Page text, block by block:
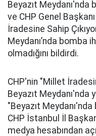
Beyazıt
ve CHP Genel
İradesine Sahip
Meydanı’nda bomba
olmadığını bildirdi.
CHP'nin "Millet
Beyazıt Meydanı'nda
"Beyazıt Meydanı'nda
CHP İstanbul İl
medya hesabından